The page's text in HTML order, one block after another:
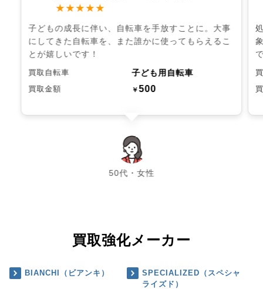
★★★★★
子どもの成長に伴い、自転車を手放すことに。大事
にしてきた自転車を、また誰かに使ってもらえるこ
とが嬉しいです！
買取自転車 子ども用自転車
買取金額 ￥500
50代・女性
chevron_left chevron_right
買取強化メーカー
BIANCHI（ビアンキ）
SPECIALIZED（スペシャ
ライズド）